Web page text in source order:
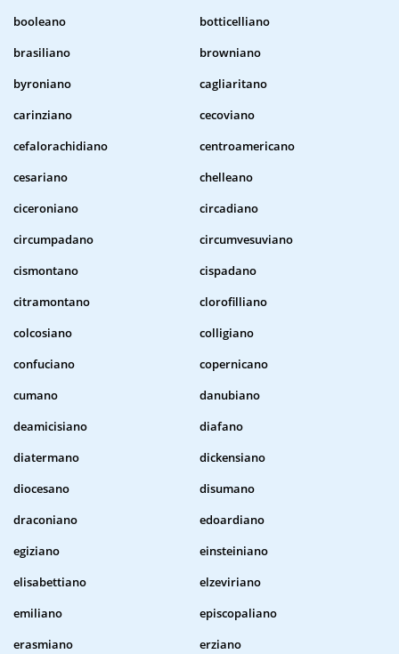
booleano
botticelliano
brasiliano
browniano
byroniano
cagliaritano
carinziano
cecoviano
cefalorachidiano
centroamericano
cesariano
chelleano
ciceroniano
circadiano
circumpadano
circumvesuviano
cismontano
cispadano
citramontano
clorofilliano
colcosiano
colligiano
confuciano
copernicano
cumano
danubiano
deamicisiano
diafano
diatermano
dickensiano
diocesano
disumano
draconiano
edoardiano
egiziano
einsteiniano
elisabettiano
elzeviriano
emiliano
episcopaliano
erasmiano
erziano